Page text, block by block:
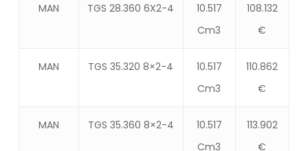
MAN TGS 28.360 6X2-4
10.517
Cm3
108.132
€
MAN TGS 35.320 8×2-4
10.517
Cm3
110.862
€
MAN TGS 35.360 8×2-4
10.517
Cm3
113.902
€